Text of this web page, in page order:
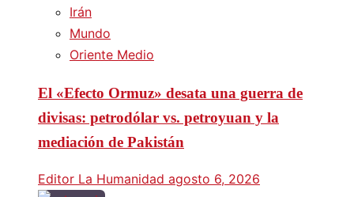
Irán
Mundo
Oriente Medio
El «Efecto Ormuz» desata una guerra de
divisas: petrodólar vs. petroyuan y la
mediación de Pakistán
Editor La Humanidad agosto 6, 2026